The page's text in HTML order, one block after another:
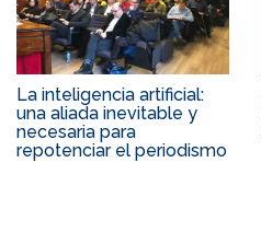
La inteligencia artificial:
una aliada inevitable y
necesaria para
repotenciar el periodismo